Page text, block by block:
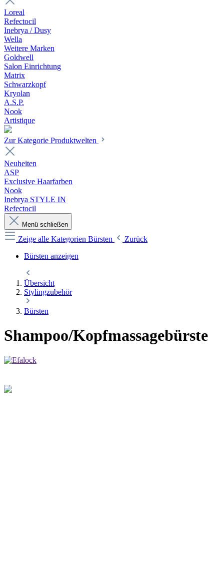
Loreal
Refectocil
Inebrya / Dusy
Wella
Weitere Marken
Goldwell
Salon Einrichtung
Matrix
Schwarzkopf
Kryolan
A.S.P.
Nook
Artistique
Zur Kategorie Produktwelten
Neuheiten
ASP
Exclusive Haarfarben
Nook
Inebrya STYLE IN
Refectocil
Menü schließen
Zeige alle Kategorien Bürsten
Zurück
Bürsten anzeigen
Übersicht
Stylingzubehör
Bürsten
Shampoo/Kopfmassagebürste